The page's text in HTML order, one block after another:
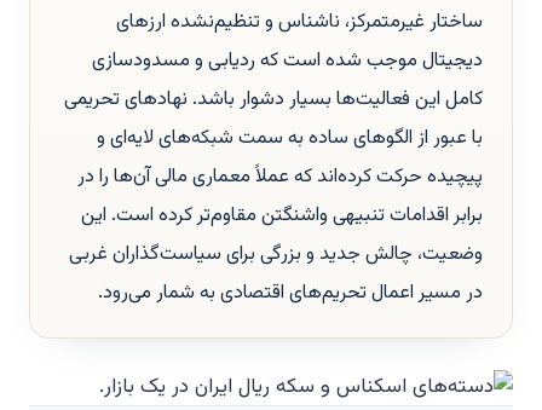
ساختار غیرمتمرکز، ناشناس و تنظیم‌نشده ارزهای
دیجیتال موجب شده است که ردیابی و مسدودسازی
کامل این فعالیت‌ها بسیار دشوار باشد. نهادهای تحریمی
با عبور از الگوهای ساده به سمت شبکه‌های لایه‌ای و
پیچیده حرکت کرده‌اند که عملاً معماری مالی آن‌ها را در
برابر اقدامات تنبیهی واشنگتن مقاوم‌تر کرده است. این
وضعیت، چالش جدید و بزرگی برای سیاست‌گذاران غربی
در مسیر اعمال تحریم‌های اقتصادی به شمار می‌رود.